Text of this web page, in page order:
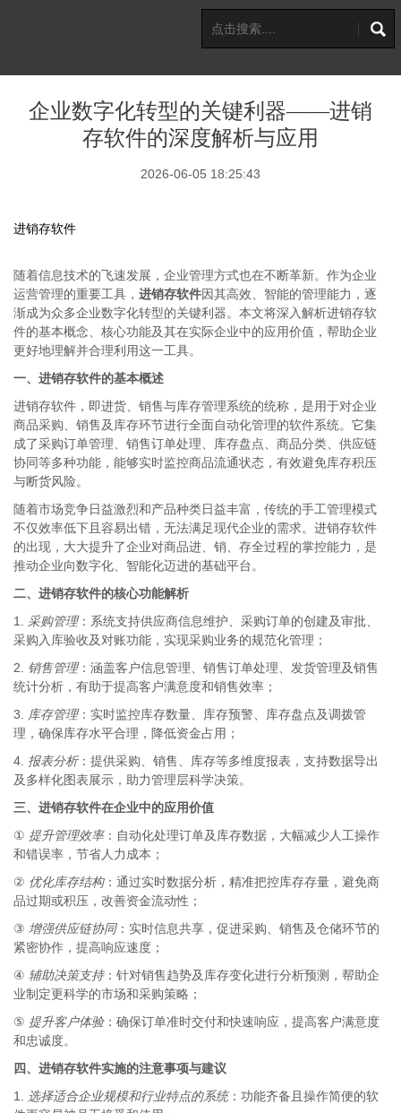
企业数字化转型的关键利器——进销
存软件的深度解析与应用
2026-06-05 18:25:43
进销存软件
随着信息技术的飞速发展，企业管理方式也在不断革新。作为企业
运营管理的重要工具， 进销存软件因其高效、智能的管理能力，逐
渐成为众多企业数字化转型的关键利器。本文将深入解析进销存软
件的基本概念、核心功能及其在实际企业中的应用价值，帮助企业
更好地理解并合理利用这一工具。
一、进销存软件的基本概述
进销存软件，即进货、销售与库存管理系统的统称，是用于对企业
商品采购、销售及库存环节进行全面自动化管理的软件系统。它集
成了采购订单管理、销售订单处理、库存盘点、商品分类、供应链
协同等多种功能，能够实时监控商品流通状态，有效避免库存积压
与断货风险。
随着市场竞争日益激烈和产品种类日益丰富，传统的手工管理模式
不仅效率低下且容易出错，无法满足现代企业的需求。进销存软件
的出现，大大提升了企业对商品进、销、存全过程的掌控能力，是
推动企业向数字化、智能化迈进的基础平台。
二、进销存软件的核心功能解析
1. 采购管理：系统支持供应商信息维护、采购订单的创建及审批、
采购入库验收及对账功能，实现采购业务的规范化管理；
2. 销售管理：涵盖客户信息管理、销售订单处理、发货管理及销售
统计分析，有助于提高客户满意度和销售效率；
3.
库存管理：实时监控库存数量、库存预警、库存盘点及调拨管
理，确保库存水平合理，降低资金占用；
4. 报表分析：提供采购、销售、库存等多维度报表，支持数据导出
及多样化图表展示，助力管理层科学决策。
三、进销存软件在企业中的应用价值
① 提升管理效率：自动化处理订单及库存数据，大幅减少人工操作
和错误率，节省人力成本；
② 优化库存结构：通过实时数据分析，精准把控库存存量，避免商
品过期或积压，改善资金流动性；
③ 增强供应链协同：实时信息共享，促进采购、销售及仓储环节的
紧密协作，提高响应速度；
④ 辅助决策支持：针对销售趋势及库存变化进行分析预测，帮助企
业制定更科学的市场和采购策略；
⑤ 提升客户体验：确保订单准时交付和快速响应，提高客户满意度
和忠诚度。
四、进销存软件实施的注意事项与建议
1. 选择适合企业规模和行业特点的系统：功能齐备且操作简便的软